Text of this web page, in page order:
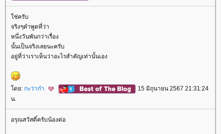
ช่ครับ
จริงๆคำพูดที่ว่า
หนึ่งวันพันกว่าเรื่อง
นั้นเป็นจริงเลยนะครับ
อยู่ที่ว่าเราเห็นว่าอะไรสำคัญเท่านั้นเอง
ดย: กะว่าก๋า
15 มิถุนายน 2567 21:31:24
น.
อรุณสวัสดิ์ครับน้องต่อ